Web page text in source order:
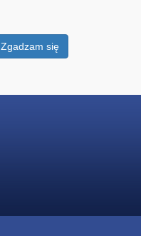
Zgadzam się